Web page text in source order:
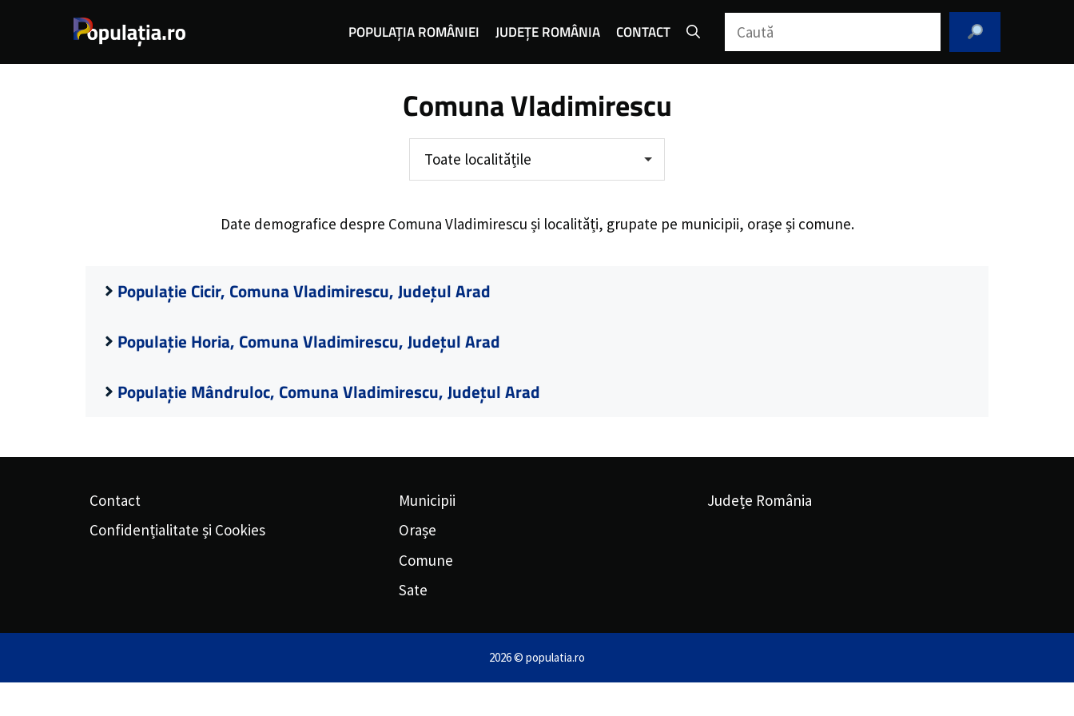
POPULAȚIA ROMÂNIEI JUDEȚE ROMÂNIA CONTACT Caută
Comuna Vladimirescu
Toate localitățile
Date demografice despre Comuna Vladimirescu și localități, grupate pe municipii, orașe și comune.
Populație Cicir, Comuna Vladimirescu, Județul Arad
Populație Horia, Comuna Vladimirescu, Județul Arad
Populație Mândruloc, Comuna Vladimirescu, Județul Arad
Contact
Confidențialitate și Cookies
Municipii
Orașe
Comune
Sate
Județe România
2026 © populatia.ro